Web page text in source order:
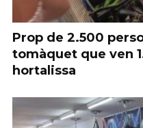
Prop de 2.500
tomàquet que ven
hortalissa